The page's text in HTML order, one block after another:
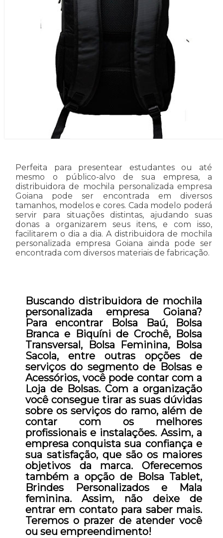
Perfeita para presentear estudantes ou até
mesmo o público-alvo de sua empresa, a
distribuidora de mochila personalizada empresa
Goiana pode ser encontrada em diversos
tamanhos, modelos e cores. Cada modelo poderá
servir para situações distintas, ajudando suas
donas a organizarem seus itens, e com isso,
facilitarem o dia a dia. A distribuidora de mochila
personalizada empresa Goiana ainda pode ser
encontrada com diversos materiais de fabricação.
Buscando distribuidora de mochila
personalizada empresa Goiana?
Para encontrar Bolsa Baú, Bolsa
Branca e Biquíni de Crochê, Bolsa
Transversal, Bolsa Feminina, Bolsa
Sacola, entre outras opções de
serviços do segmento de Bolsas e
Acessórios, você pode contar com a
Loja de Bolsas. Com a organização
você consegue tirar as suas dúvidas
sobre os serviços do ramo, além de
contar com os melhores
profissionais e instalações. Assim, a
empresa conquista sua confiança e
sua satisfação, que são os maiores
objetivos da marca. Oferecemos
também a opção de Bolsa Tablet,
Brindes Personalizados e Mala
feminina. Assim, não deixe de
entrar em contato para saber mais.
Teremos o prazer de atender você
ou seu empreendimento!